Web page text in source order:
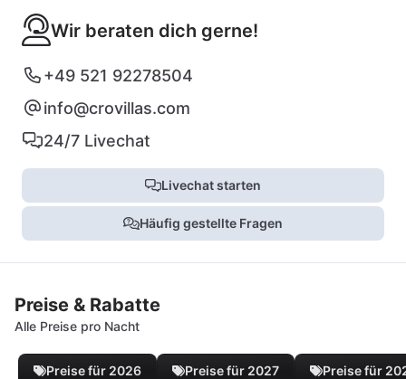
Wir beraten dich gerne!
+49 521 92278504
info@crovillas.com
24/7 Livechat
Livechat starten
Häufig gestellte Fragen
Preise & Rabatte
Alle Preise pro Nacht
Preise für 2026 Preise für 2027 Preise für